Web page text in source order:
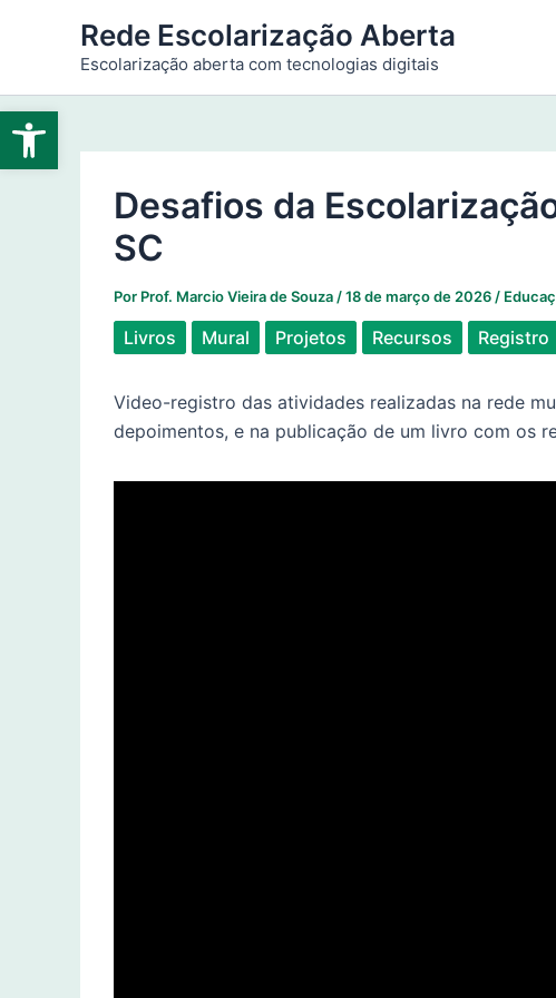
Abrir a barra de ferramentas
conteúdo
Rede Escolarização Aberta
Escolarização aberta com tecnologias digitais
Desafios da
SC
Por Prof. Marcio Vieira de Souza /18 de março de 2026 /
Livros Mural Projetos Recursos Registro
Video-registro das atividades realizadas na rede
depoimentos, e na publicação de um livro com os